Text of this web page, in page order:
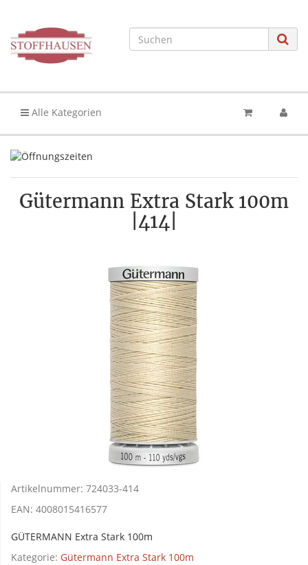
Alle Kategorien
Gütermann Extra Stark 100m
|414|
Artikelnummer: 724033-414
EAN: 4008015416577
GÜTERMANN Extra Stark 100m
Kategorie: Gütermann Extra Stark 100m